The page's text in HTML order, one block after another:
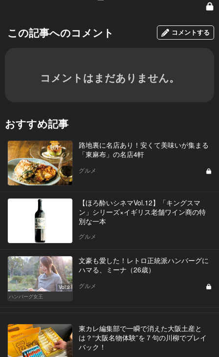
この記事へのコメント コメントする
コメントはまだありません。
おすすめ記事
路地裏に名店あり！安くて美味いが集まる
「東麻布」の名店4軒
グルメ
【ほろ酔いシネマVol.12】「キングスマ
ン」シリーズ×イギリス老舗ワイン商の特
別な一本
グルメ
Vol.2
ハンバーグ女王
文豪も愛した！レトロ正統派ハンバーグに
ハマる、ミーナ（26歳）
グルメ
東カレ編集部で一瞬で消えた大阪土産と
は？“大阪名物体験”を７句の川柳でプレイ
バック！